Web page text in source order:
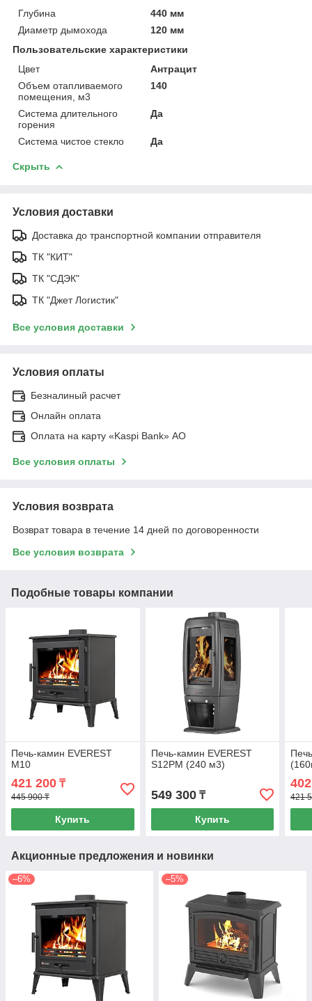
Глубина
440 мм
Диаметр дымохода
120 мм
Пользовательские характеристики
Цвет
Антрацит
Объем отапливаемого
помещения, м3
140
Система длительного
горения
Да
Система чистое стекло Да
Скрыть
Условия доставки
Доставка до транспортной компании отправителя
ТК "КИТ"
ТК "СДЭК"
ТК "Джет Логистик"
Все условия доставки
Условия оплаты
Безналиный расчет
Онлайн оплата
Оплата на карту «Kaspi Bank» АО
Все условия оплаты
Условия возврата
Возврат товара в течение 14 дней по договоренности
Все условия возврата
Подобные товары компании
Печь-камин EVEREST
М10
421 200 ₸
445 900 ₸
Купить
Печь-камин EVEREST
S12РM (240 м3)
549 300₸
Купить
421
Акционные предложения и новинки
–6% –5%